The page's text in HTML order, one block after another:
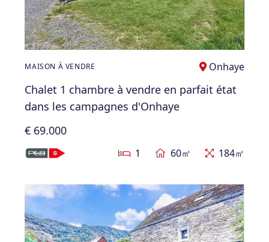
MAISON À VENDRE Onhaye
Chalet 1 chambre à vendre en parfait état
dans les campagnes d'Onhaye
€ 69.000
1 60㎡ 184㎡